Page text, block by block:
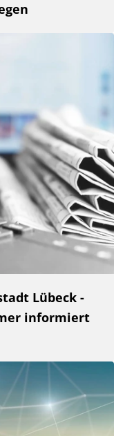
Lübeck -
informiert